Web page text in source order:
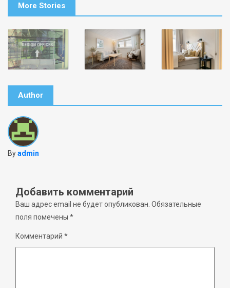
More Stories
Author
Byadmin
Добавить комментарий
Ваш адрес email не будет опубликован. Обязательные
поля помечены *
Комментарий *